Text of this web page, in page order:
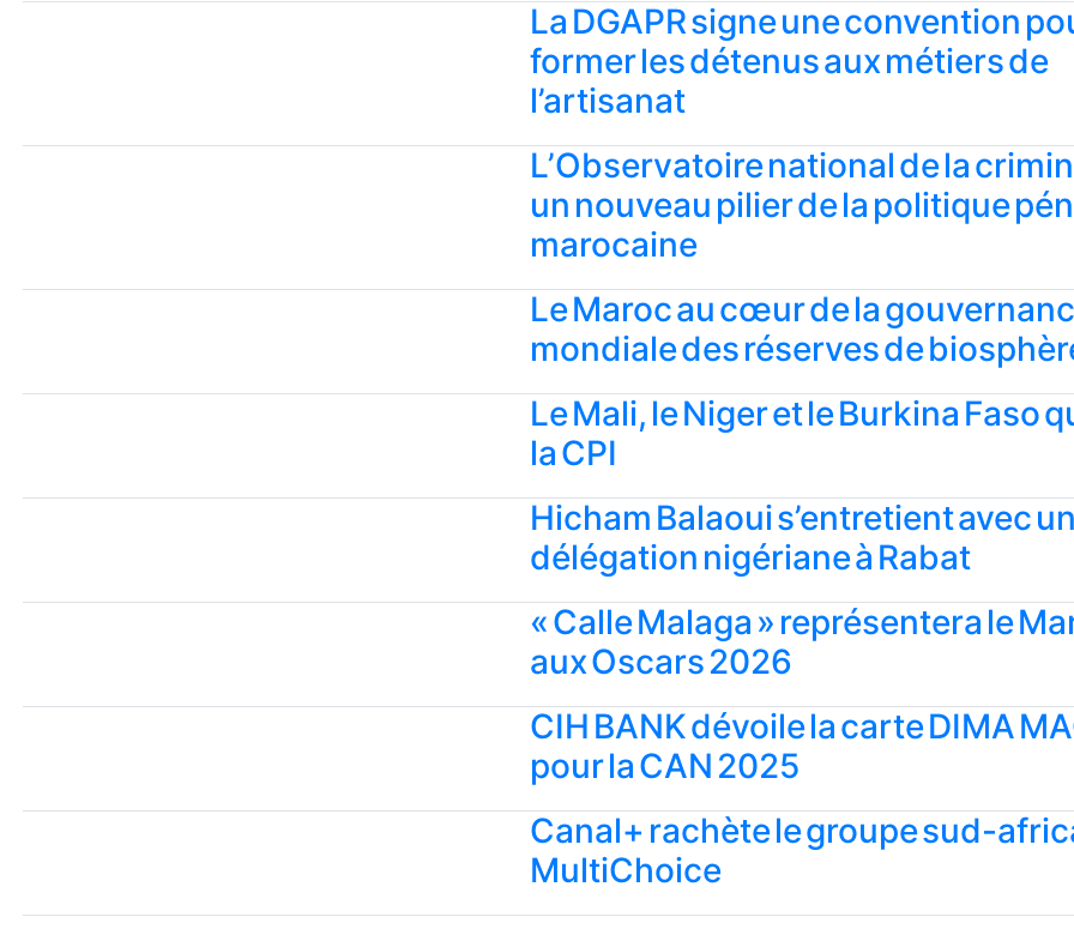
La DGAPR signe une convention
former les détenus aux métiers de
l’artisanat
L’Observatoire national de la
un nouveau pilier de la politique
marocaine
Le Maroc au cœur de la
mondiale des réserves de
Le Mali, le Niger et le Burkina Faso
la CPI
Hicham Balaoui s’entretient avec
délégation nigériane à Rabat
« Calle Malaga » représentera le
aux Oscars 2026
CIH BANK dévoile la carte DIMA
pour la CAN 2025
Canal+ rachète le groupe sud-
MultiChoice